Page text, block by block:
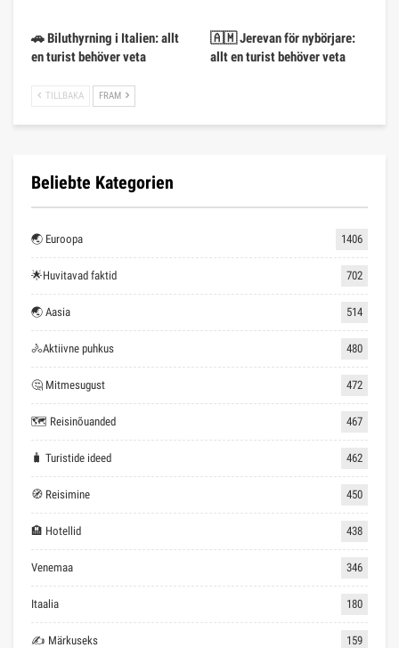
🚗 Biluthyrning i Italien: allt
en turist behöver veta
🇦🇲 Jerevan för nybörjare:
allt en turist behöver veta
TILLBAKA FRAM
Beliebte Kategorien
🌏 Euroopa 1406
🌟Huvitavad faktid 702
🌏 Aasia 514
🚴Aktiivne puhkus 480
🤔 Mitmesugust 472
🗺 Reisinõuanded 467
🧳 Turistide ideed 462
🧭 Reisimine 450
🏨 Hotellid 438
Venemaa 346
Itaalia 180
✍ Märkuseks 159